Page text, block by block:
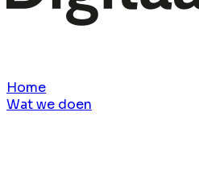
Home
Wat we doen